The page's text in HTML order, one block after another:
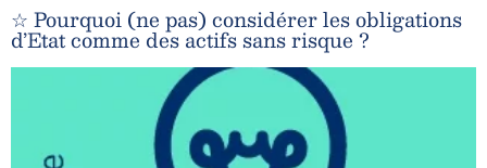
☆ Pourquoi (ne pas) considérer les obligations
d’Etat comme des actifs sans risque ?